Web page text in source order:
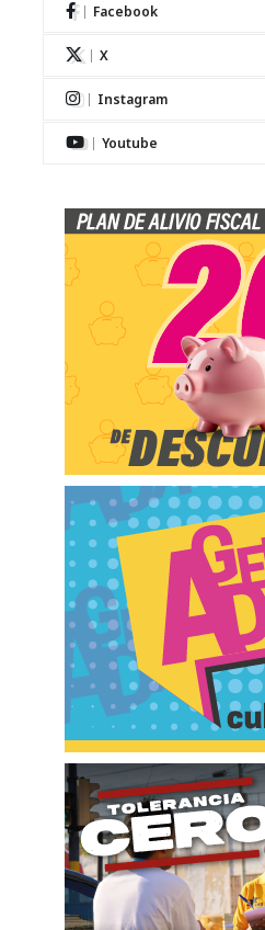
Facebook
X
Instagram
Youtube